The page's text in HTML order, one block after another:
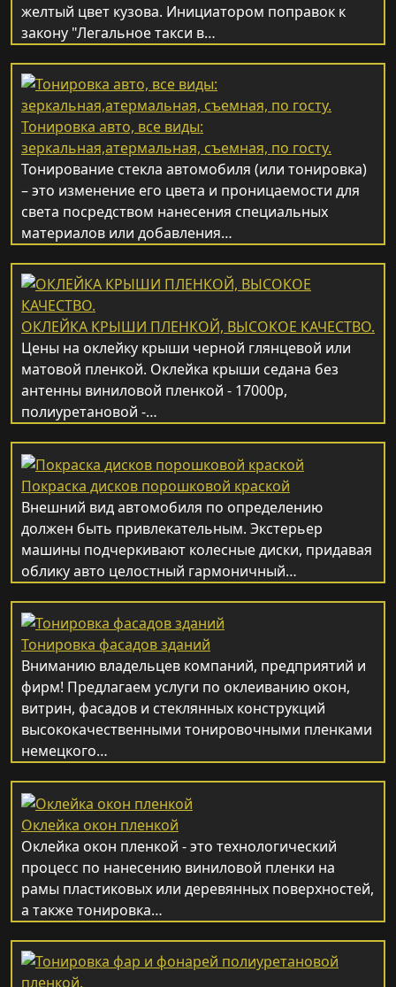
желтый цвет кузова. Инициатором поправок к
закону "Легальное такси в…
Тонировка авто, все виды:
зеркальная,атермальная, съемная, по госту.
Тонирование стекла автомобиля (или тонировка)
– это изменение его цвета и проницаемости для
света посредством нанесения специальных
материалов или добавления…
ОКЛЕЙКА КРЫШИ ПЛЕНКОЙ, ВЫСОКОЕ КАЧЕСТВО.
Цены на оклейку крыши черной глянцевой или
матовой пленкой. Оклейка крыши седана без
антенны виниловой пленкой - 17000р,
полиуретановой -…
Покраска дисков порошковой краской
Внешний вид автомобиля по определению
должен быть привлекательным. Экстерьер
машины подчеркивают колесные диски, придавая
облику авто целостный гармоничный…
Тонировка фасадов зданий
Вниманию владельцев компаний, предприятий и
фирм! Предлагаем услуги по оклеиванию окон,
витрин, фасадов и стеклянных конструкций
высококачественными тонировочными пленками
немецкого…
Оклейка окон пленкой
Оклейка окон пленкой - это технологический
процесс по нанесению виниловой пленки на
рамы пластиковых или деревянных поверхностей,
а также тонировка…